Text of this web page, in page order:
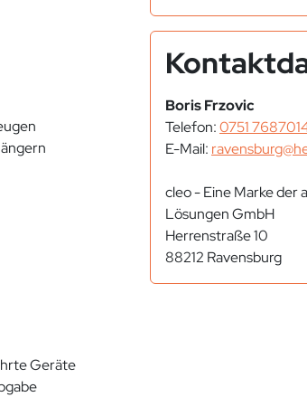
Geräte
Boris Frzovic
Telefon:0751
E-Mail:
cleo - Eine Marke der
Lösungen GmbH
Herrenstraße 10
88212 Ravensburg